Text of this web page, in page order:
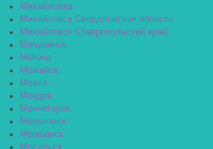
Михайловка
Михайловск Свердловская область
Михайловск Ставропольский край
Мичуринск
Могоча
Можайск
Можга
Моздок
Мончегорск
Морозовск
Моршанск
Мосальск